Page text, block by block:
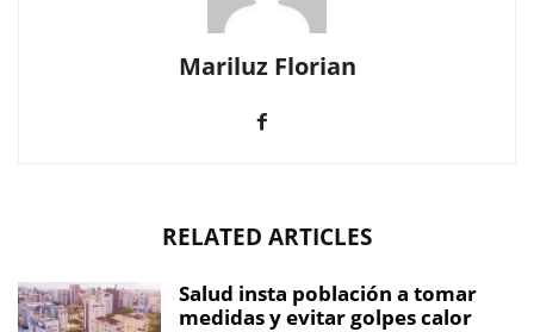
Mariluz Florian
RELATED ARTICLES
Salud insta población a tomar
medidas y evitar golpes calor